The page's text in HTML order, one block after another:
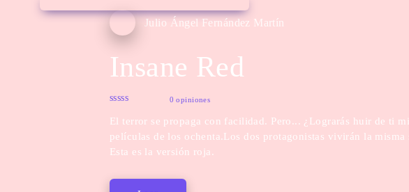
Julio Ángel Fernández Martín
Insane Red
0 opiniones
El terror se propaga con facilidad. Pero... ¿Lograrás huir de ti
películas de los ochenta.Los dos protagonistas vivirán la
Esta es la versión roja.